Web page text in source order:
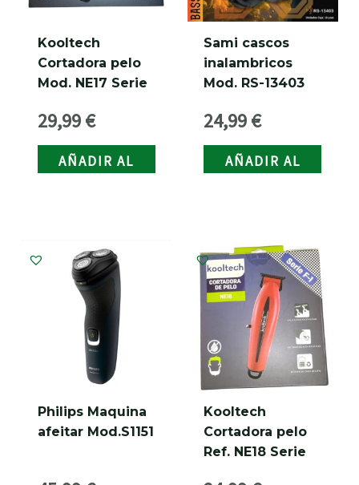
Kooltech
Cortadora pelo
Mod. NE17 Serie
29,99€
AÑADIR AL
CARRITO
Sami cascos
inalambricos
Mod. RS-13403
24,99€
AÑADIR AL
CARRITO
Philips Maquina
afeitar Mod.S1151
Kooltech
Cortadora pelo
Ref. NE18 Serie